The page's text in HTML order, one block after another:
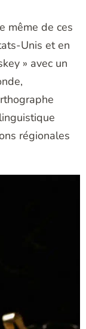
même de ces
Unis et en
» avec un
régionales